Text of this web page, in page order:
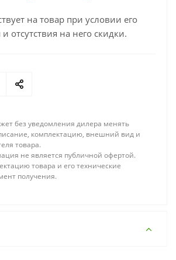
на товар при условии его
отсутствия на него скидки.
без уведомления дилера менять
комплектацию, внешний вид и
товара.
не является публичной офертой.
товара и его технические
получения.